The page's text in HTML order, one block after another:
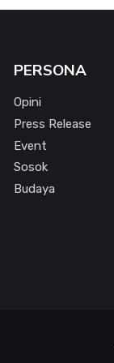
PERSONA
Opini
Press Release
Event
Sosok
Budaya